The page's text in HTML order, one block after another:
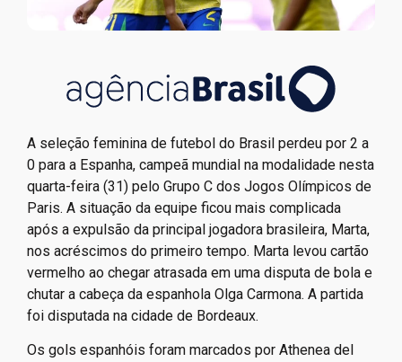
A seleção feminina de futebol do Brasil perdeu por 2 a
0 para a Espanha, campeã mundial na modalidade nesta
quarta-feira (31) pelo Grupo C dos Jogos Olímpicos de
Paris. A situação da equipe ficou mais complicada
após a expulsão da principal jogadora brasileira, Marta,
nos acréscimos do primeiro tempo. Marta levou cartão
vermelho ao chegar atrasada em uma disputa de bola e
chutar a cabeça da espanhola Olga Carmona. A partida
foi disputada na cidade de Bordeaux.
Os gols espanhóis foram marcados por Athenea del